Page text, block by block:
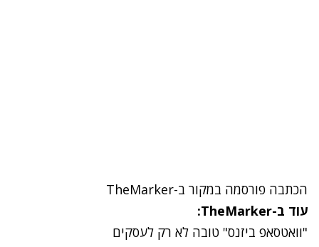
הכתבה פורסמה במקור ב-TheMarker
עוד ב-TheMarker:
"וואטסאפ ביזנס" טובה לא רק לעסקים